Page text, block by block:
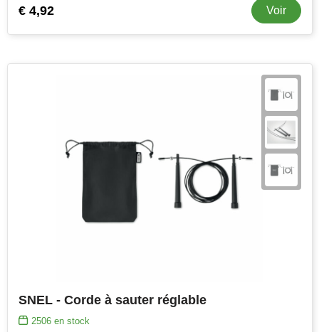
€ 4,92 Voir
SNEL - Corde à sauter réglable
2506en stock